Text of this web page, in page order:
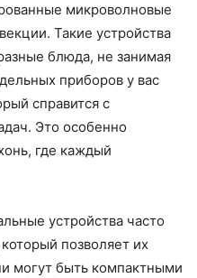
микроволновые
Такие устройства
блюда, не занимая
приборов у вас
справится с
Это особенно
где каждый
устройства часто
позволяет их
могут быть компактными